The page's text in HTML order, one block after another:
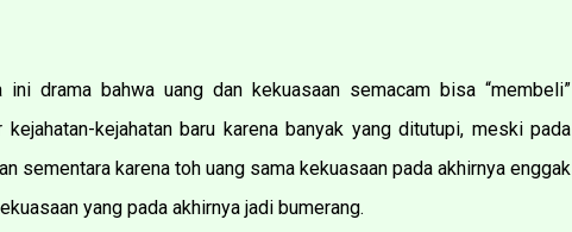
drama bahwa uang dan kekuasaan semacam bisa “membeli”
kejahatan baru karena banyak yang ditutupi, meski pada
sementara karena toh uang sama kekuasaan pada akhirnya enggak
yang pada akhirnya jadi bumerang.